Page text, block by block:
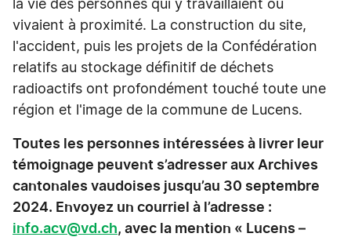
la vie des personnes qui y travaillaient ou
vivaient à proximité. La construction du site,
l'accident, puis les projets de la Confédération
relatifs au stockage déﬁnitif de déchets
radioactifs ont profondément touché toute une
région et l'image de la commune de Lucens.
Toutes les personnes intéressées à livrer leur
témoignage peuvent s’adresser aux Archives
cantonales vaudoises jusqu’au 30 septembre
2024. Envoyez un courriel à l’adresse :
info.acv@vd.ch, avec la mention « Lucens –